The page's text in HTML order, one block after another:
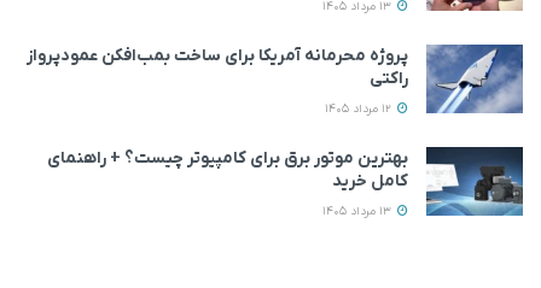
پروژه محرمانه آمریکا برای ساخت بمب‌افکن عمودپرواز
راکتی
بهترین موتور برق برای کامپیوتر چیست؟ + راهنمای
کامل خرید